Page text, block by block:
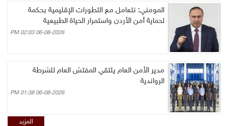
المومني: نتعامل مع التطورات الإقليمية بحكمة
لحماية أمن الأردن واستمرار الحياة الطبيعية
06-08-2026 02:03 PM
مدير الأمن العام يلتقي المفتش العام للشرطة
الرواندية
06-08-2026 01:38 PM
المزيد